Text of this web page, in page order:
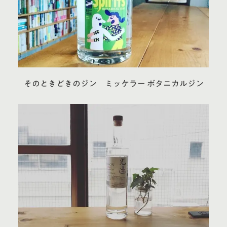
そのときどきのジン ミッケラー ボタニカルジン